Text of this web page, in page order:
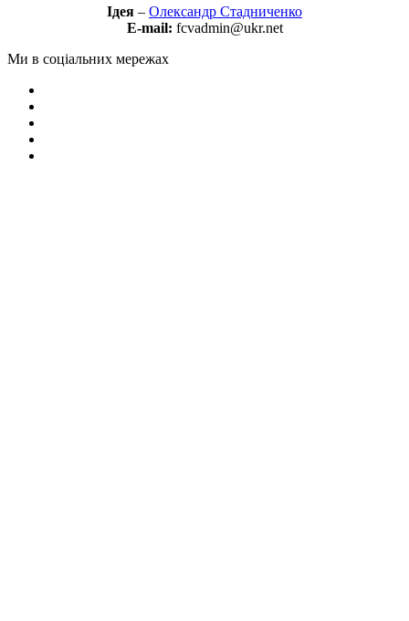
Ідея – Олександр Стадниченко
E-mail: fcvadmin@ukr.net
Ми в соціальних мережах